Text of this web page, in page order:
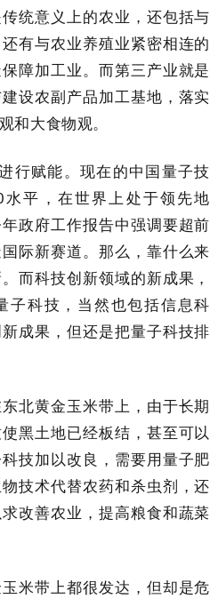
统意义上的农业，还包括与
有与农业养殖业紧密相连的
障加工业。而第三产业就是
设农副产品加工基地，落实
和大食物观。
行赋能。现在的中国量子技
平，在世界上处于领先地
政府工作报告中强调要超前
际新赛道。那么，靠什么来
而科技创新领域的新成果，
子科技，当然也包括信息科
成果，但还是把量子科技排
北黄金玉米带上，由于长期
黑土地已经板结，甚至可以
技加以改良，需要用量子肥
技术代替农药和杀虫剂，还
改善农业，提高粮食和蔬菜
米带上都很发达，但却是危